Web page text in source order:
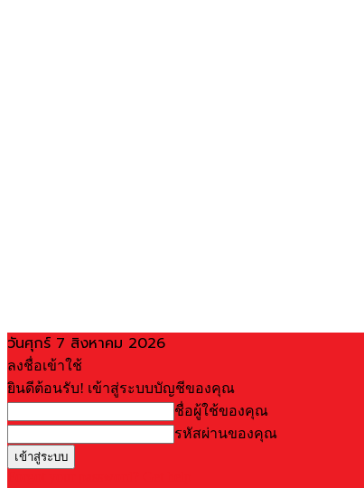
วันศุกร์ 7 สิงหาคม 2026
ลงชื่อเข้าใช้
ยินดีต้อนรับ! เข้าสู่ระบบบัญชีของคุณ
ชื่อผู้ใช้ของคุณ
รหัสผ่านของคุณ